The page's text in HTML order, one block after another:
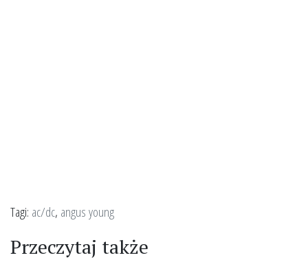
Tagi: ac/dc, angus young
Przeczytaj także